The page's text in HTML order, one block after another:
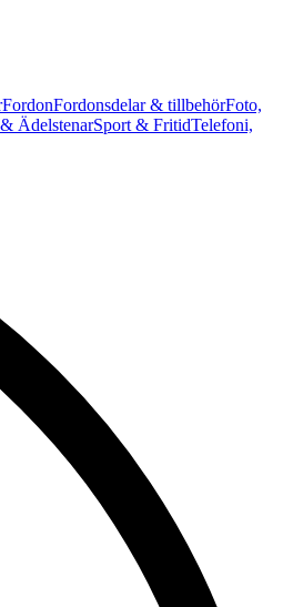
FordonFordonsdelar & tillbehörFoto,
ÄdelstenarSport & FritidTelefoni,